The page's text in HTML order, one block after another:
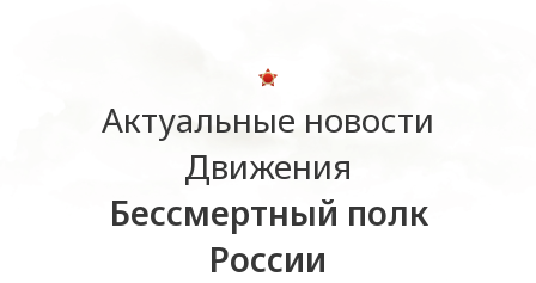
Актуальные новости
Движения
Бессмертный полк
России